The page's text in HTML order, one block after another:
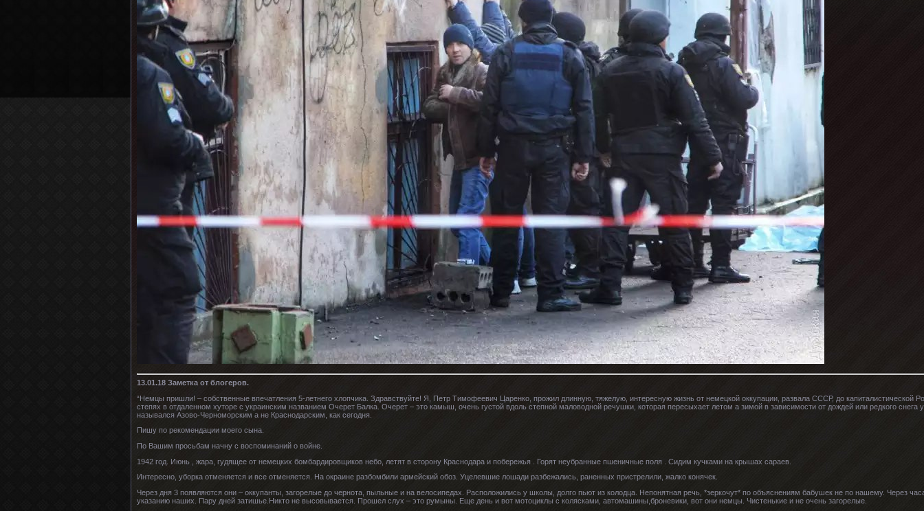
13.01.18 Заметка от блогеров.
“Немцы пришли! – собственные впечатления 5-летнего хлопчика. Здравствуйте! Я, Петр Тимофеевич Царенко, прожил длинную, тяжелую, интересную жизнь от немецкой оккупации, развала СССР, до капиталистической
степях в отдаленном хуторе с украинским названием Очерет Балка. Очерет – это камыш, очень густой вдоль степной маловодной речушки, которая пересыхает летом а зимой в зависимости от дождей или редкого
назывался Азово-Черноморским а не Краснодарским, как сегодня.
Пишу по рекомендации моего сына.
По Вашим просьбам начну с воспоминаний о войне.
1942 год. Июнь , жара, гудящее от немецких бомбардировщиков небо, летят в сторону Краснодара и побережья . Горят неубранные пшеничные поля . Сидим кучками на крышах сараев.
Интересно, уборка отменяется и все отменяется. На окраине разбомбили армейский обоз. Уцелевшие лошади разбежались, раненных пристрелили, жалко конячек.
Через дня 3 появляются они – оккупанты, загорелые до чернота, пыльные и на велосипедах. Расположились у школы, долго пьют из колодца. Непонятная речь, *зеркочут* по объяснениям бабушек не по нашему. Через
указанию наших. Пару дней затишье.Никто не высовывается. Прошел слух – это румыны. Еще день и вот мотоциклы с колясками, автомашины,броневики, вот они немцы. Чистенькие и не очень загорелые.